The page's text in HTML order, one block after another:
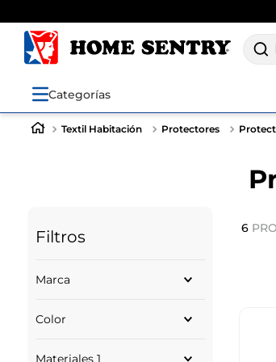
Categorías
Textil Habitación Protectores
Filtros
Marca
SIN MARCA
Color
Materiales 1
6